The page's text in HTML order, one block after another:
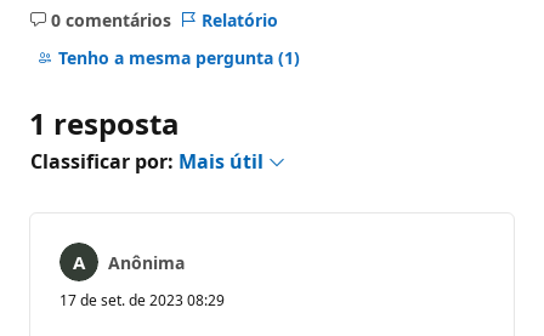
0 comentários
Sem
comentários
Relatório
Tenho a mesma pergunta (1)
1 resposta
Classificar por: Mais útil
Anônima
17 de set. de 2023 08:29